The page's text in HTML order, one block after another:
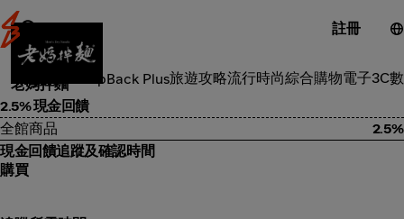
註冊
ShopBack Plus旅遊攻略流行時尚綜合購物電子3C
食品雜貨
老媽拌麵
2.5% 現金回饋
全館商品
2.5%
現金回饋追蹤及確認時間
購買